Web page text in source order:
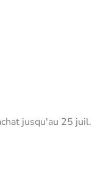
jusqu'au 25 juil.